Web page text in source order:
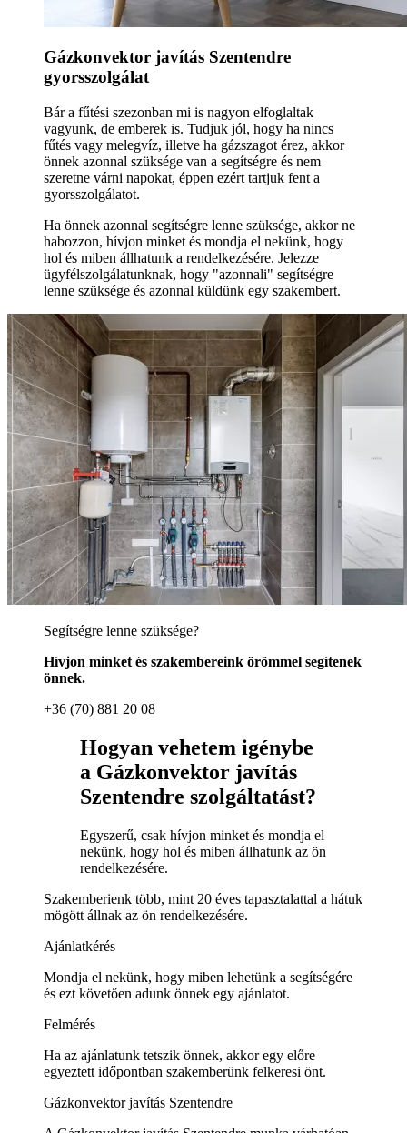
Gázkonvektor javítás Szentendre
gyorsszolgálat
Bár a fűtési szezonban mi is nagyon elfoglaltak
vagyunk, de emberek is. Tudjuk jól, hogy ha nincs
fűtés vagy melegvíz, illetve ha gázszagot érez, akkor
önnek azonnal szüksége van a segítségre és nem
szeretne várni napokat, éppen ezért tartjuk fent a
gyorsszolgálatot.
Ha önnek azonnal segítségre lenne szüksége, akkor ne
habozzon, hívjon minket és mondja el nekünk, hogy
hol és miben állhatunk a rendelkezésére. Jelezze
ügyfélszolgálatunknak, hogy "azonnali" segítségre
lenne szüksége és azonnal küldünk egy szakembert.
Segítségre lenne szüksége?
Hívjon minket és szakembereink örömmel segítenek
önnek.
+36 (70) 881 20 08
Hogyan vehetem igénybe
a Gázkonvektor javítás
Szentendre szolgáltatást?
Egyszerű, csak hívjon minket és mondja el
nekünk, hogy hol és miben állhatunk az ön
rendelkezésére.
Szakemberienk több, mint 20 éves tapasztalattal a hátuk
mögött állnak az ön rendelkezésére.
Ajánlatkérés
Mondja el nekünk, hogy miben lehetünk a segítségére
és ezt követően adunk önnek egy ajánlatot.
Felmérés
Ha az ajánlatunk tetszik önnek, akkor egy előre
egyeztett időpontban szakemberünk felkeresi önt.
Gázkonvektor javítás Szentendre